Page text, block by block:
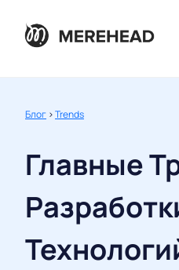
Блог >Trends
Главные